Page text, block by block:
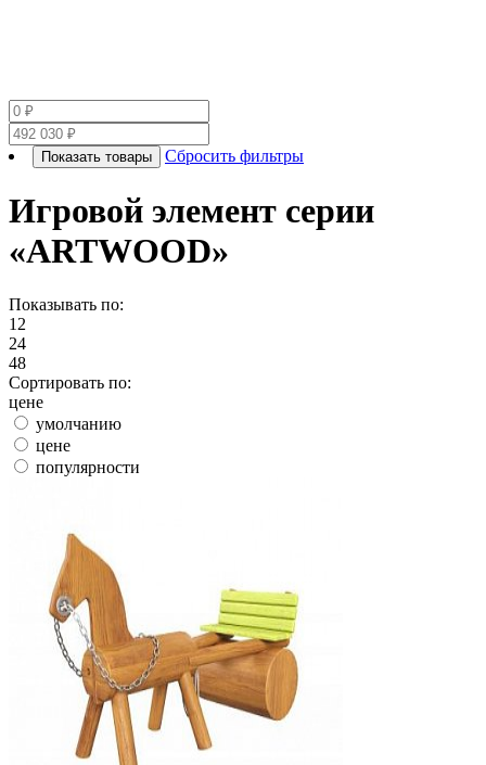
Показать товары Сбросить фильтры
Игровой элемент серии
«ARTWOOD»
Показывать по:
12
24
48
Сортировать по:
цене
умолчанию
цене
популярности